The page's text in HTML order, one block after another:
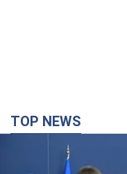
TOP NEWS